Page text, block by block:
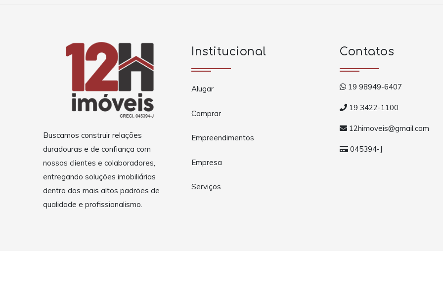
Buscamos construir relações
duradouras e de confiança com
nossos clientes e colaboradores,
entregando soluções imobiliárias
dentro dos mais altos padrões de
qualidade e profissionalismo.
Institucional
Alugar
Comprar
Empreendimentos
Empresa
Serviços
Contatos
19 98949-6407
19 3422-1100
12himoveis@gmail.com
045394-J